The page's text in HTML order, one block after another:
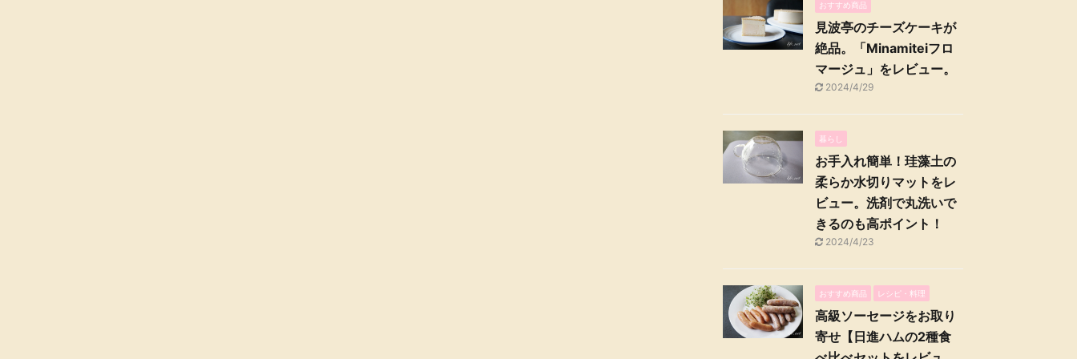
おすすめ商品
見波亭のチーズケーキが
絶品。「Minamiteiフロ
マージュ」をレビュー。
2024/4/29
暮らし
お手入れ簡単！珪藻土の
柔らか水切りマットをレ
ビュー。洗剤で丸洗いで
きるのも高ポイント！
2024/4/23
おすすめ商品 レシピ・料理
高級ソーセージをお取り
寄せ【日進ハムの2種食